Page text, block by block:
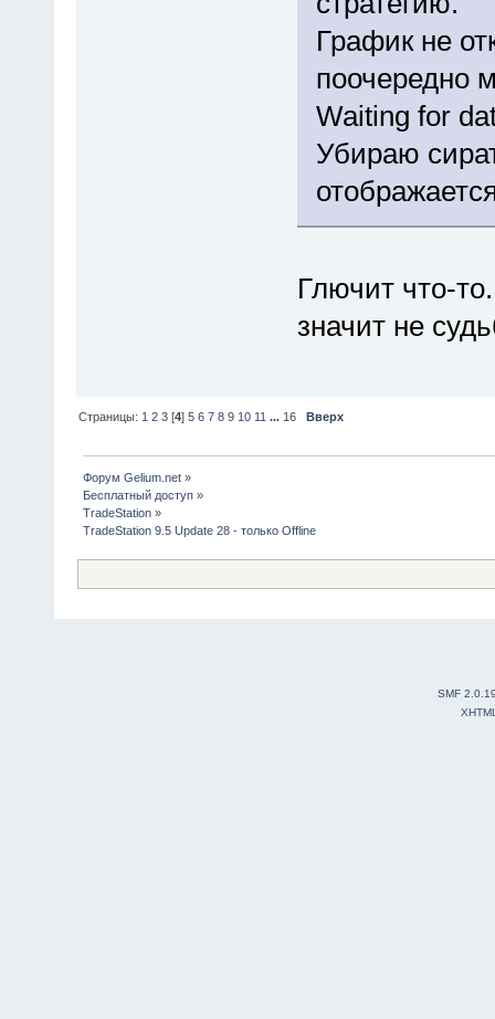
График не
поочередно
Waiting for
Убираю
Глючит что-
значит не
Страницы: 1 2 3 [4]5 6 7 8 9 10 11 ... 16 Вверх
Форум Gelium.net »
Бесплатный доступ »
TradeStation »
TradeStation 9.5 Update 28 - только Offline
SMF